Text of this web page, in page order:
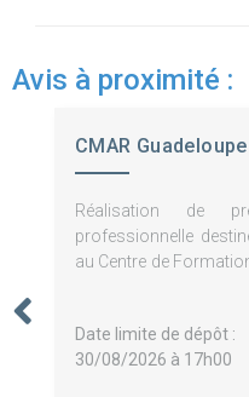
Avis à proximité :
CMAR Guadeloupe
Réalisation de
professionnelle
au Centre de
Date limite de dépôt :
30/08/2026 à 17h00